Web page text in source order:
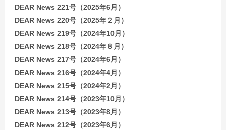
DEAR News 221号（2025年6月）
DEAR News 220号（2025年２月）
DEAR News 219号（2024年10月）
DEAR News 218号（2024年８月）
DEAR News 217号（2024年6月）
DEAR News 216号（2024年4月）
DEAR News 215号（2024年2月）
DEAR News 214号（2023年10月）
DEAR News 213号（2023年8月）
DEAR News 212号（2023年6月）